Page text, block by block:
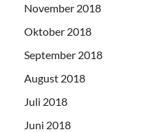
November 2018
Oktober 2018
September 2018
August 2018
Juli 2018
Juni 2018